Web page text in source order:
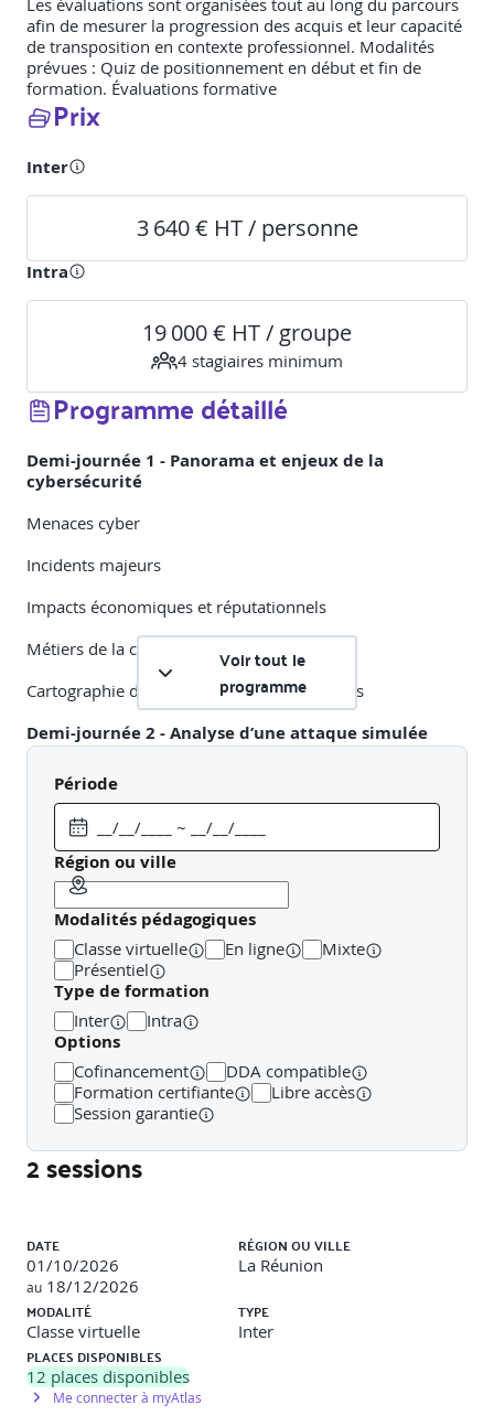
Les évaluations sont organisées tout au long du parcours
afin de mesurer la progression des acquis et leur capacité
de transposition en contexte professionnel. Modalités
prévues : Quiz de positionnement en début et fin de
formation. Évaluations formative
Prix
Inter
3 640 € HT / personne
Intra
19 000 € HT / groupe
4 stagiaires minimum
Programme détaillé
Demi-journée 1 - Panorama et enjeux de la
cybersécurité
Menaces cyber
Incidents majeurs
Impacts économiques et réputationnels
Métiers de la cybersécurité
Cartographie des compétences transférables
Demi-journée 2 - Analyse d’une attaque simulée
Scénario d’attaque réaliste :
Phishing
Malware
Exfiltration
Analyse de journaux
Chronologie d’incident
Signaux faibles et actions immédiates
Demi-journée 3 - Référentiels de cybersécurité
ISO 27001
ISO 27005
NIST CSF
Mini-audit ISO 27001
Demi-journée 4 - Cadre réglementaire
RGPD
NIS2
Voir tout le
programme
Période
Région ou ville
Modalités pédagogiques
Classe virtuelle En ligne
Mixte
Présentiel
Type de formation
Inter Intra
Options
Cofinancement
DDA compatible
Formation certifiante
Libre accès
Session garantie
2 sessions
DATE
01/10/2026
au 18/12/2026
RÉGION OU VILLE
La Réunion
MODALITÉ
Classe virtuelle
TYPE
Inter
PLACES DISPONIBLES
12 places disponibles
Me connecter à myAtlas